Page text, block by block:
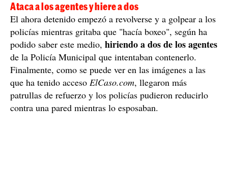
Ataca a los agentes y hiere a dos
El ahora detenido empezó a revolverse y a golpear a los
policías mientras gritaba que "hacía boxeo", según ha
podido saber este medio, hiriendo a dos de los agentes
de la Policía Municipal que intentaban contenerlo.
Finalmente, como se puede ver en las imágenes a las
que ha tenido acceso ElCaso.com, llegaron más
patrullas de refuerzo y los policías pudieron reducirlo
contra una pared mientras lo esposaban.